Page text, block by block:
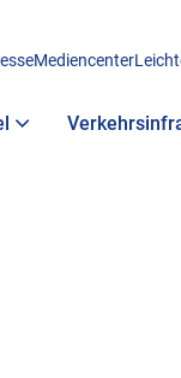
Mediencenter